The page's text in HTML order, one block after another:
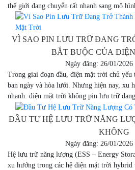
thế giới đang chuyển rất nhanh sang mô
VÌ SAO PIN LƯU TRỮ ĐANG
BẮT BUỘC CỦA
Ngày đăng: 26/01/
Trong giai đoạn đầu, điện mặt trời chủ yếu
ban ngày và hòa lưới. Nhưng hiện nay, xu
nhanh: điện mặt trời không pin lưu trữ
ĐẦU TƯ HỆ LƯU TRỮ NĂNG
KHÔNG
Ngày đăng: 26/01/
Hệ lưu trữ năng lượng (ESS – Energy
xu hướng trong các hệ điện mặt trời